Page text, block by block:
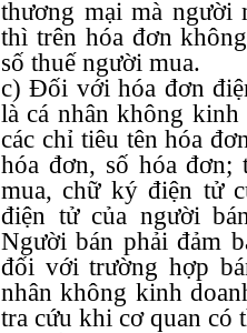
thương mại mà người
thì trên hóa đơn
số thuế người mua.
c) Đối với hóa đơn
là cá nhân không
các chỉ tiêu tên hóa
hóa đơn, số hóa đơn;
mua, chữ ký điện tử
điện tử của người
Người bán phải đảm
đối với trường hợp
nhân không kinh
tra cứu khi cơ quan có